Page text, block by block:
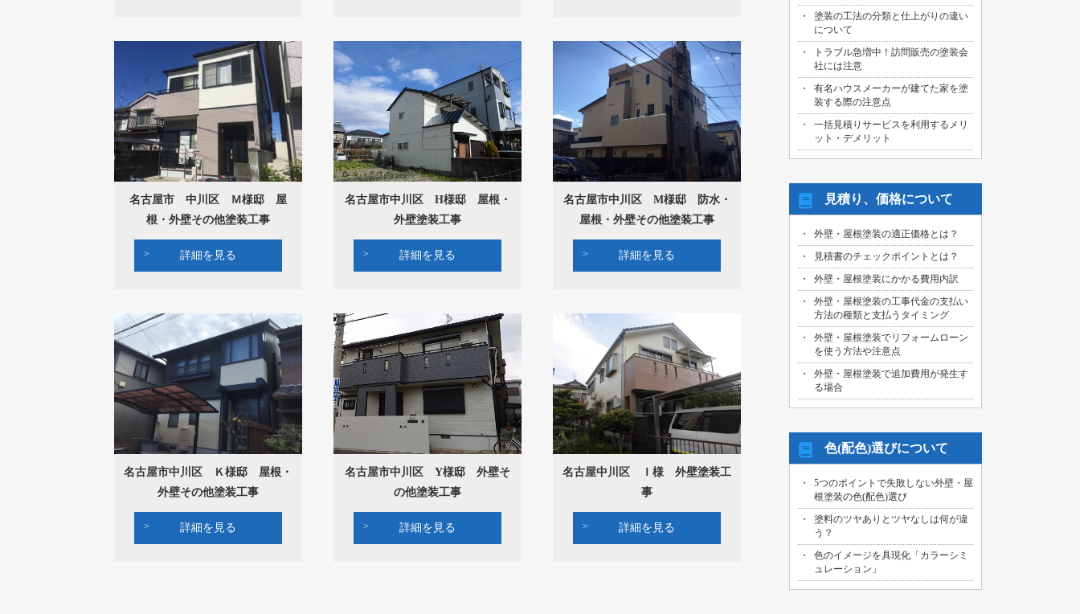
名古屋市 中川区 Ｍ様邸 屋
根・外壁その他塗装工事
詳細を見る
名古屋市中川区 H様邸 屋根・
外壁塗装工事
詳細を見る
名古屋市中川区 M様邸 防水・
屋根・外壁その他塗装工事
詳細を見る
名古屋市中川区 Ｋ様邸 屋根・
外壁その他塗装工事
詳細を見る
名古屋市中川区 Y様邸 外壁そ
の他塗装工事
詳細を見る
名古屋中川区 Ｉ様 外壁塗装工
事
詳細を見る
塗装の工法の分類と仕上がりの違い
について
トラブル急増中！訪問販売の塗装会
社には注意
有名ハウスメーカーが建てた家を塗
装する際の注意点
一括見積りサービスを利用するメリ
ット・デメリット
見積り、価格について
外壁・屋根塗装の適正価格とは？
見積書のチェックポイントとは？
外壁・屋根塗装にかかる費用内訳
外壁・屋根塗装の工事代金の支払い
方法の種類と支払うタイミング
外壁・屋根塗装でリフォームローン
を使う方法や注意点
外壁・屋根塗装で追加費用が発生す
る場合
色(配色)選びについて
5つのポイントで失敗しない外壁・屋
根塗装の色(配色)選び
塗料のツヤありとツヤなしは何が違
う？
色のイメージを具現化「カラーシミ
ュレーション」